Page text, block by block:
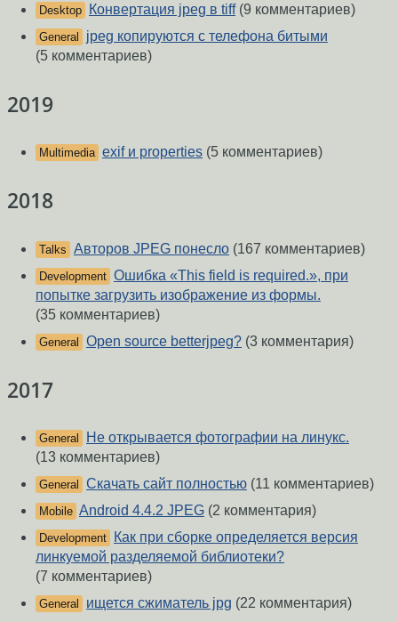
Desktop Конвертация jpeg в tiff(9 комментариев)
General
jpeg копируются с телефона битыми
(5 комментариев)
2019
Multimedia exif и properties (5 комментариев)
2018
Talks Авторов JPEG понесло (167 комментариев)
Development Ошибка «This field is required.», при
попытке загрузить изображение из формы.
(35 комментариев)
General Open source betterjpeg? (3 комментария)
2017
General
Не открывается фотографии на линукс.
(13 комментариев)
General Скачать сайт полностью (11 комментариев)
Mobile Android 4.4.2 JPEG (2 комментария)
Development
Как при сборке определяется версия
линкуемой разделяемой библиотеки?
(7 комментариев)
General ищется сжиматель jpg (22 комментария)